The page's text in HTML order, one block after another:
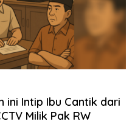
ini Intip Ibu Cantik dari
Milik Pak RW